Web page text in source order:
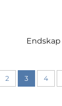
Endskap
2 3 4